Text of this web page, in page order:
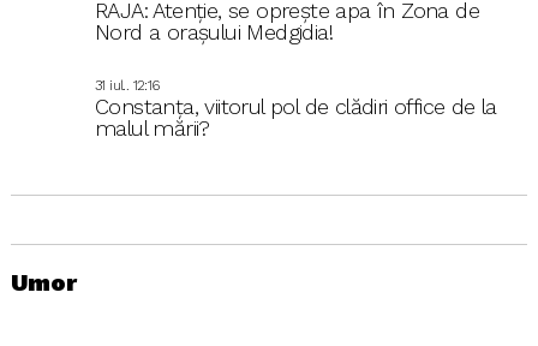
RAJA: Atenție, se oprește apa în Zona de
Nord a orașului Medgidia!
31 iul.. 12:16
Constanța, viitorul pol de clădiri office de la
malul mării?
Umor